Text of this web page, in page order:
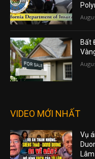
Bất
VIDEO MỚI NHẤT
Vụ